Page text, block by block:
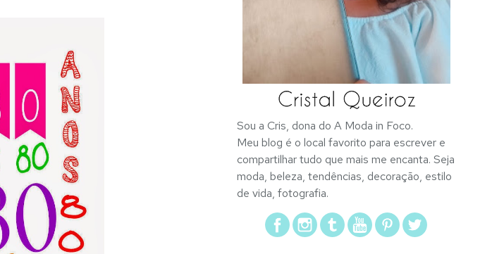
Sou a Cris, dona do A Moda in Foco.
Meu blog é o local favorito para escrever e
compartilhar tudo que mais me encanta. Seja
moda, beleza, tendências, decoração, estilo
de vida, fotografia.